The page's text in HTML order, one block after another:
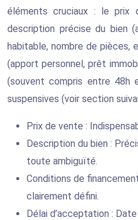
éléments cruciaux : le prix
description précise du bien
habitable, nombre de pièces,
(apport personnel, prêt
(souvent compris entre 48h
suspensives (voir section
Prix de vente :
Description du bien :
toute ambiguïté.
Conditions de
clairement défini.
Délai d’acceptation :